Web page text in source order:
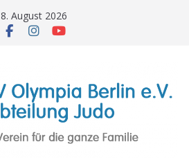
8. August 2026